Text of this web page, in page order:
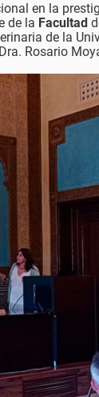
en la
de la Facultad
de la
Rosario